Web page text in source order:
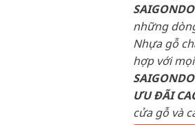
những
Nhựa gỗ
hợp với
ƯU ĐÃI
cửa gỗ và